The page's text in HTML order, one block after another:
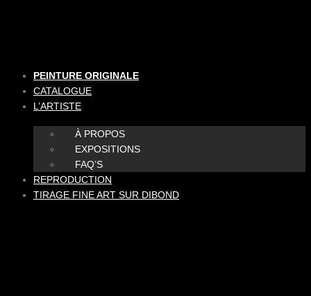
PEINTURE ORIGINALE
CATALOGUE
L’ARTISTE
À PROPOS
EXPOSITIONS
FAQ’S
REPRODUCTION
TIRAGE FINE ART SUR DIBOND